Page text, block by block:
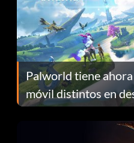
Palworld tiene
móvil distintos en
continuación te